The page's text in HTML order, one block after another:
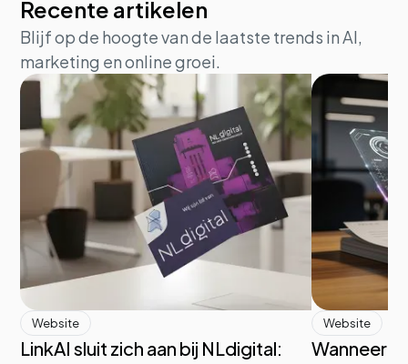
Recente artikelen
Blijf op de hoogte van de laatste trends in AI,
marketing en online groei.
Website
LinkAI sluit zich aan bij NLdigital:
Website
Wanneer